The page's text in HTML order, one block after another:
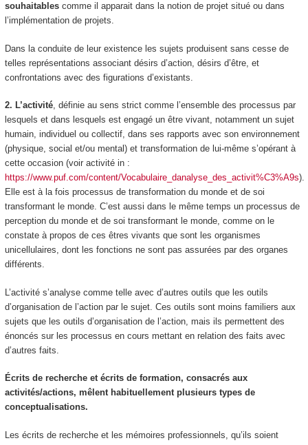
souhaitables comme il apparait dans la notion de projet situé ou dans
l’implémentation de projets.
Dans la conduite de leur existence les sujets produisent sans cesse de
telles représentations associant désirs d’action, désirs d’être, et
confrontations avec des figurations d’existants
2. L’activité, définie au sens strict comme l’ensemble des processus par
lesquels et dans lesquels est engagé un être vivant, notamment un sujet
humain, individuel ou collectif, dans ses rapports avec son environnement
(physique, social et/ou mental) et transformation de lui-même s’opérant à
cette occasion(voir activité in :
https://www.puf.com/content/Vocabulaire_danalyse_des_activit%C3%A9s).
Elle est à la fois processus de transformation du monde et de soi
transformant le monde. C’est aussi dans le même temps un processus de
perceptiondu monde et de soi transformant le monde, comme on le
constate à propos de ces êtres vivants que sont les organismes
unicellulaires, dont les fonctions ne sont pas assurées par des organes
différents.
L’activité s’analyse comme telle avec d’autres outils que les outils
d’organisation de l’action par le sujet. Ces outils sont moins familiers aux
sujets que les outils d’organisation de l’action, mais ils permettent des
énoncés sur les processus en cours mettant en relation des faits avec
d’autres faits.
Écrits de recherche et écrits de formation, consacrés aux
activités/actions, mêlent habituellement plusieurs types de
conceptualisations.
Les écrits de recherche et les mémoires professionnels, qu’ils soient